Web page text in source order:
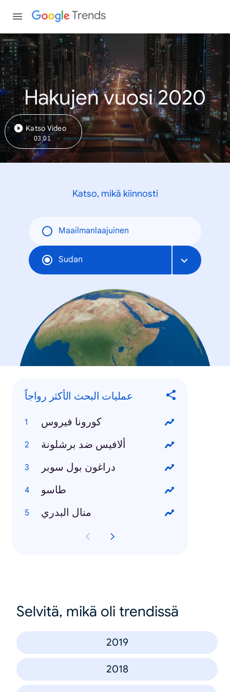
Trends
Hakujen vuosi 2020
Katso Video
03:01
Katso, mikä kiinnosti
Maailmanlaajuinen
Sudan
عمليات البحث الأكثر رواجاً
كورونا فيروس
ألافيس ضد برشلونة
دراغون بول سوبر
طاسو
منال البدري
Selvitä, mikä oli trendissä
2019
2018